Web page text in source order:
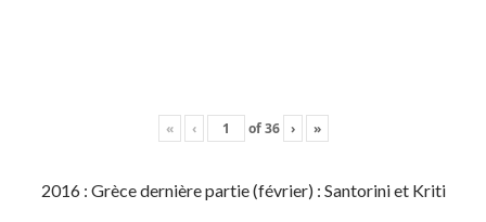
« ‹ of36 › »
2016 : Grèce dernière partie (février) : Santorini et Kriti